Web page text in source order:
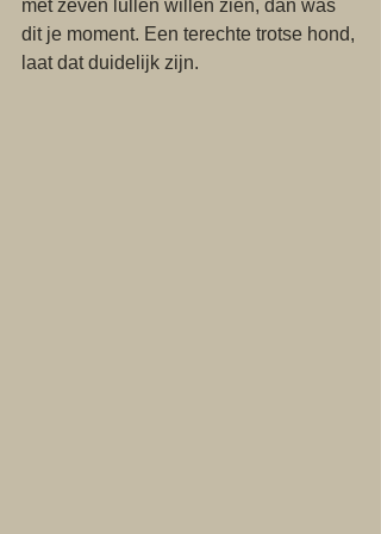
met zeven lullen willen zien, dan was
dit je moment. Een terechte trotse hond,
laat dat duidelijk zijn.